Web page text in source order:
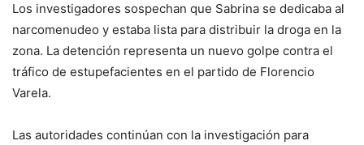
Los investigadores sospechan que Sabrina se dedicaba al
narcomenudeo y estaba lista para distribuir la droga en la
zona. La detención representa un nuevo golpe contra el
tráfico de estupefacientes en el partido de Florencio
Varela.
Las autoridades continúan con la investigación para